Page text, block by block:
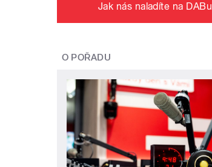
Jak nás naladíte na DABu
O POŘADU